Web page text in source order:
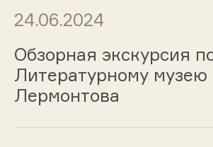
24.06.2024
Обзорная экскурсия
Литературному
Лермонтова